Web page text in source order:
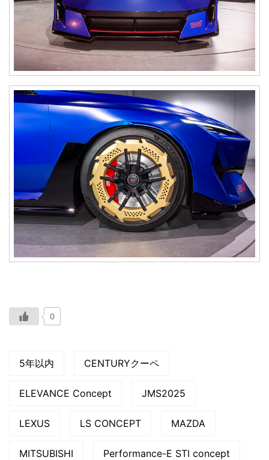
0
5年以内 CENTURYクーペ
ELEVANCE Concept JMS2025
LEXUS LS CONCEPT MAZDA
MITSUBISHI Performance-E STI concept